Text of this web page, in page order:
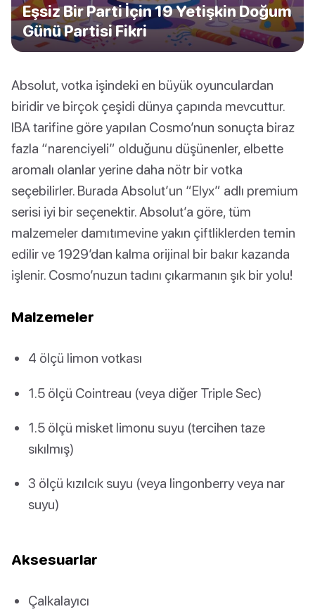
Eşsiz Bir Parti İçin 19 Yetişkin Doğum
Günü Partisi Fikri
Absolut, votka işindeki en büyük oyunculardan
biridir ve birçok çeşidi dünya çapında mevcuttur.
IBA tarifine göre yapılan Cosmo’nun sonuçta biraz
fazla “narenciyeli” olduğunu düşünenler, elbette
aromalı olanlar yerine daha nötr bir votka
seçebilirler. Burada Absolut’un “Elyx” adlı premium
serisi iyi bir seçenektir. Absolut’a göre, tüm
malzemeler damıtımevine yakın çiftliklerden temin
edilir ve 1929’dan kalma orijinal bir bakır kazanda
işlenir. Cosmo’nuzun tadını çıkarmanın şık bir yolu!
Malzemeler
4 ölçü limon votkası
1.5 ölçü Cointreau (veya diğer Triple Sec)
1.5 ölçü misket limonu suyu (tercihen taze
sıkılmış)
3 ölçü kızılcık suyu (veya lingonberry veya nar
suyu)
Aksesuarlar
Çalkalayıcı